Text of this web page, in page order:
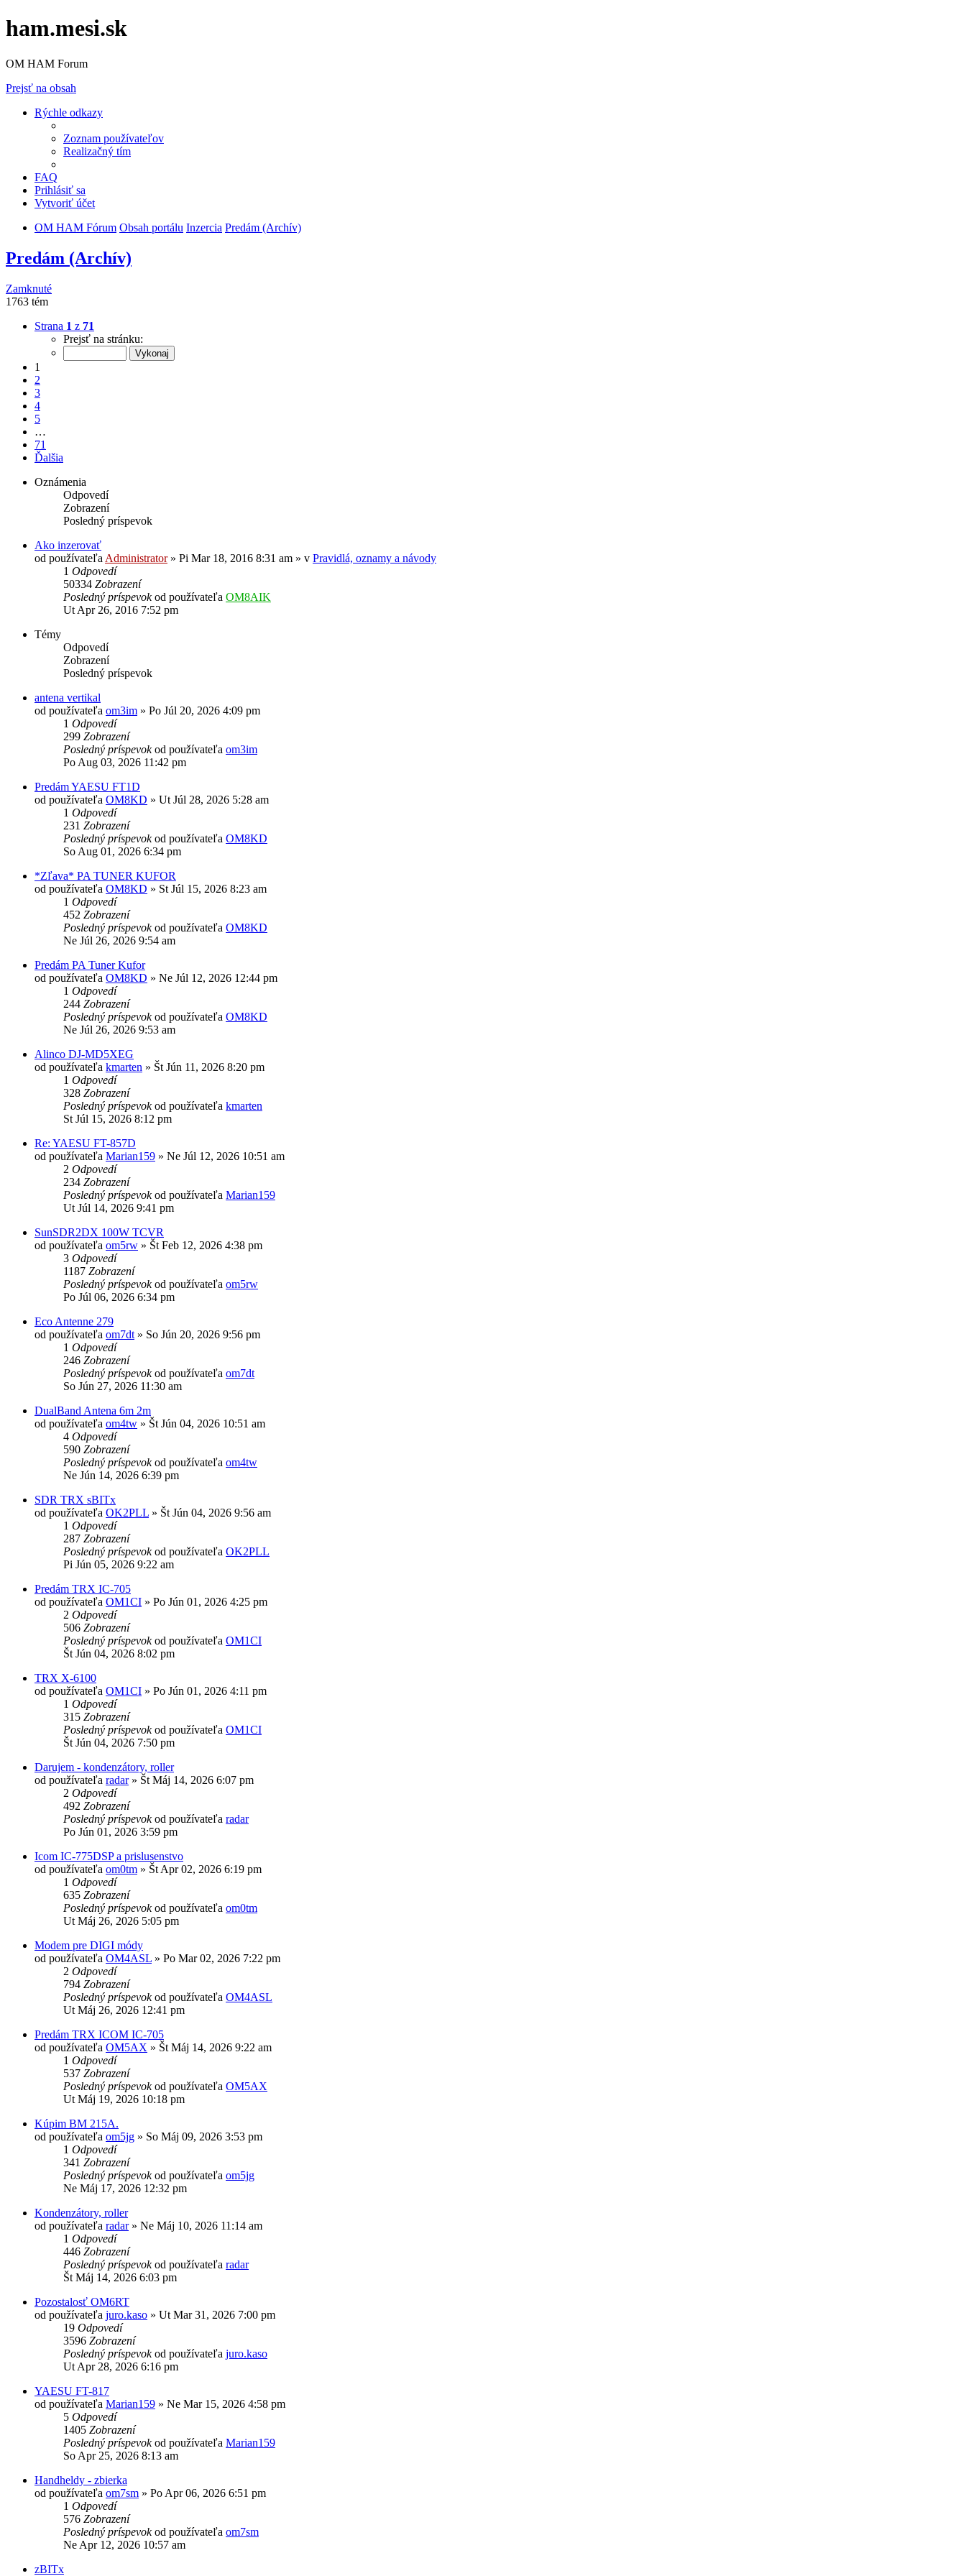
ham.mesi.sk
OM HAM Forum
Prejsť na obsah
Rýchle odkazy
Zoznam používateľov
Realizačný tím
FAQ
Prihlásiť sa
Vytvoriť účet
OM HAM Fórum Obsah portálu Inzercia Predám (Archív)
Predám (Archív)
Zamknuté
1763 tém
Strana 1 z 71
Prejsť na stránku:
1
2
3
4
5
…
71
Ďalšia
Oznámenia
Odpovedí
Zobrazení
Posledný príspevok
Ako inzerovať
od používateľa Administrator» Pi Mar 18, 2016 8:31 am » v Pravidlá, oznamy a návody
1 Odpovedí
50334 Zobrazení
Posledný príspevokod používateľa OM8AIK
Ut Apr 26, 2016 7:52 pm
Témy
Odpovedí
Zobrazení
Posledný príspevok
antena vertikal
od používateľa om3im » Po Júl 20, 2026 4:09 pm
1 Odpovedí
299 Zobrazení
Posledný príspevokod používateľa om3im
Po Aug 03, 2026 11:42 pm
Predám YAESU FT1D
od používateľa OM8KD » Ut Júl 28, 2026 5:28 am
1 Odpovedí
231 Zobrazení
Posledný príspevokod používateľa OM8KD
So Aug 01, 2026 6:34 pm
*Zľava* PA TUNER KUFOR
od používateľa OM8KD » St Júl 15, 2026 8:23 am
1 Odpovedí
452 Zobrazení
Posledný príspevokod používateľa OM8KD
Ne Júl 26, 2026 9:54 am
Predám PA Tuner Kufor
od používateľa OM8KD » Ne Júl 12, 2026 12:44 pm
1 Odpovedí
244 Zobrazení
Posledný príspevokod používateľa OM8KD
Ne Júl 26, 2026 9:53 am
Alinco DJ-MD5XEG
od používateľa kmarten » Št Jún 11, 2026 8:20 pm
1 Odpovedí
328 Zobrazení
Posledný príspevokod používateľa kmarten
St Júl 15, 2026 8:12 pm
Re: YAESU FT-857D
od používateľa Marian159 » Ne Júl 12, 2026 10:51 am
2 Odpovedí
234 Zobrazení
Posledný príspevokod používateľa Marian159
Ut Júl 14, 2026 9:41 pm
SunSDR2DX 100W TCVR
od používateľa om5rw » Št Feb 12, 2026 4:38 pm
3 Odpovedí
1187 Zobrazení
Posledný príspevokod používateľa om5rw
Po Júl 06, 2026 6:34 pm
Eco Antenne 279
od používateľa om7dt » So Jún 20, 2026 9:56 pm
1 Odpovedí
246 Zobrazení
Posledný príspevokod používateľa om7dt
So Jún 27, 2026 11:30 am
DualBand Antena 6m 2m
od používateľa om4tw » Št Jún 04, 2026 10:51 am
4 Odpovedí
590 Zobrazení
Posledný príspevokod používateľa om4tw
Ne Jún 14, 2026 6:39 pm
SDR TRX sBITx
od používateľa OK2PLL » Št Jún 04, 2026 9:56 am
1 Odpovedí
287 Zobrazení
Posledný príspevokod používateľa OK2PLL
Pi Jún 05, 2026 9:22 am
Predám TRX IC-705
od používateľa OM1CI » Po Jún 01, 2026 4:25 pm
2 Odpovedí
506 Zobrazení
Posledný príspevokod používateľa OM1CI
Št Jún 04, 2026 8:02 pm
TRX X-6100
od používateľa OM1CI » Po Jún 01, 2026 4:11 pm
1 Odpovedí
315 Zobrazení
Posledný príspevokod používateľa OM1CI
Št Jún 04, 2026 7:50 pm
Darujem - kondenzátory, roller
od používateľa radar» Št Máj 14, 2026 6:07 pm
2 Odpovedí
492 Zobrazení
Posledný príspevokod používateľa radar
Po Jún 01, 2026 3:59 pm
Icom IC-775DSP a prislusenstvo
od používateľa om0tm » Št Apr 02, 2026 6:19 pm
1 Odpovedí
635 Zobrazení
Posledný príspevokod používateľa om0tm
Ut Máj 26, 2026 5:05 pm
Modem pre DIGI módy
od používateľa OM4ASL » Po Mar 02, 2026 7:22 pm
2 Odpovedí
794 Zobrazení
Posledný príspevokod používateľa OM4ASL
Ut Máj 26, 2026 12:41 pm
Predám TRX ICOM IC-705
od používateľa OM5AX » Št Máj 14, 2026 9:22 am
1 Odpovedí
537 Zobrazení
Posledný príspevokod používateľa OM5AX
Ut Máj 19, 2026 10:18 pm
Kúpim BM 215A.
od používateľa om5jg » So Máj 09, 2026 3:53 pm
1 Odpovedí
341 Zobrazení
Posledný príspevokod používateľa om5jg
Ne Máj 17, 2026 12:32 pm
Kondenzátory, roller
od používateľa radar» Ne Máj 10, 2026 11:14 am
1 Odpovedí
446 Zobrazení
Posledný príspevokod používateľa radar
Št Máj 14, 2026 6:03 pm
Pozostalosť OM6RT
od používateľa juro.kaso » Ut Mar 31, 2026 7:00 pm
19 Odpovedí
3596 Zobrazení
Posledný príspevokod používateľa juro.kaso
Ut Apr 28, 2026 6:16 pm
YAESU FT-817
od používateľa Marian159 » Ne Mar 15, 2026 4:58 pm
5 Odpovedí
1405 Zobrazení
Posledný príspevokod používateľa Marian159
So Apr 25, 2026 8:13 am
Handheldy - zbierka
od používateľa om7sm » Po Apr 06, 2026 6:51 pm
1 Odpovedí
576 Zobrazení
Posledný príspevokod používateľa om7sm
Ne Apr 12, 2026 10:57 am
zBITx